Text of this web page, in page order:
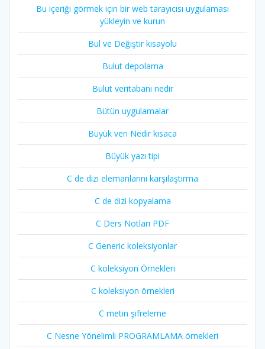
Bu içeriği görmek için bir web tarayıcısı uygulaması
yükleyin ve kurun
Bul ve Değiştir kısayolu
Bulut depolama
Bulut veritabanı nedir
Bütün uygulamalar
Büyük veri Nedir kısaca
Büyük yazı tipi
C de dizi elemanlarını karşılaştırma
C de dizi kopyalama
C Ders Notları PDF
C Generic koleksiyonlar
C koleksiyon Örnekleri
C koleksiyon örnekleri
C metin şifreleme
C Nesne Yönelimli PROGRAMLAMA örnekleri